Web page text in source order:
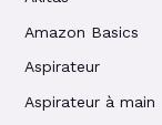
Amazon Basics
Aspirateur
Aspirateur à main